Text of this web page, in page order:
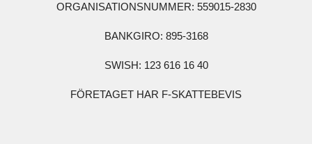
ORGANISATIONSNUMMER: 559015-2830
BANKGIRO: 895-3168
SWISH: 123 616 16 40
FÖRETAGET HAR F-SKATTEBEVIS